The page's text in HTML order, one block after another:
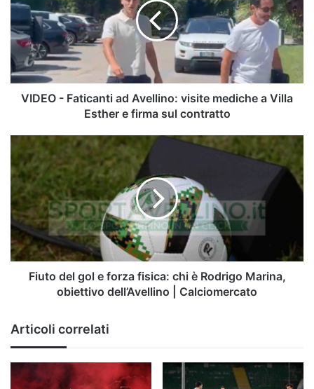
ad
Avellino:
visite
mediche
a
Villa
Esther
contratto
VIDEO - Faticanti ad Avellino: visite mediche a Villa
Esther e firma sul contratto
Fiuto
del
gol
e
forza
fisica:
chi
è
Rodrigo
Marina,
Calciomercato
Fiuto del gol e forza fisica: chi è Rodrigo Marina,
obiettivo dell’Avellino | Calciomercato
Articoli correlati